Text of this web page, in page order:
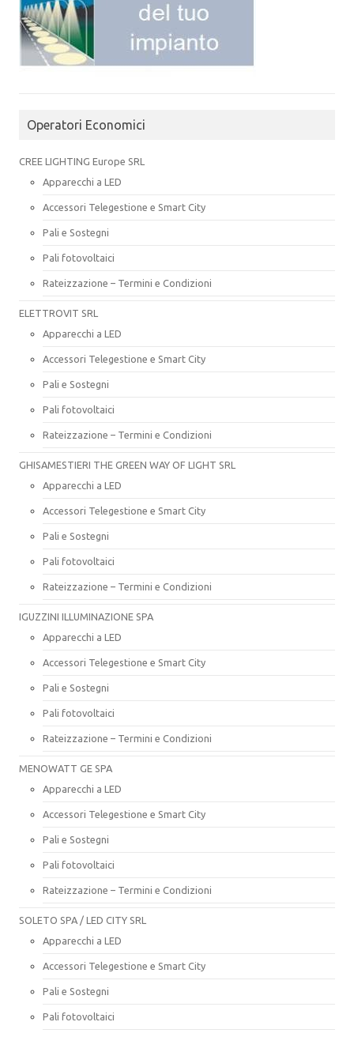
Operatori Economici
CREE LIGHTING Europe SRL
Apparecchi a LED
Accessori Telegestione e Smart City
Pali e Sostegni
Pali fotovoltaici
Rateizzazione – Termini e Condizioni
ELETTROVIT SRL
Apparecchi a LED
Accessori Telegestione e Smart City
Pali e Sostegni
Pali fotovoltaici
Rateizzazione – Termini e Condizioni
GHISAMESTIERI THE GREEN WAY OF LIGHT SRL
Apparecchi a LED
Accessori Telegestione e Smart City
Pali e Sostegni
Pali fotovoltaici
Rateizzazione – Termini e Condizioni
IGUZZINI ILLUMINAZIONE SPA
Apparecchi a LED
Accessori Telegestione e Smart City
Pali e Sostegni
Pali fotovoltaici
Rateizzazione – Termini e Condizioni
MENOWATT GE SPA
Apparecchi a LED
Accessori Telegestione e Smart City
Pali e Sostegni
Pali fotovoltaici
Rateizzazione – Termini e Condizioni
SOLETO SPA / LED CITY SRL
Apparecchi a LED
Accessori Telegestione e Smart City
Pali e Sostegni
Pali fotovoltaici